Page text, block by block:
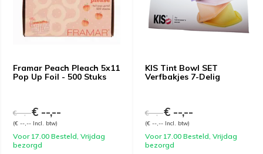
Framar Peach Pleach 5x11
Pop Up Foil - 500 Stuks
€ --,--€ --,--
(€ --,-- Incl. btw)
Voor 17.00 Besteld, Vrijdag
bezorgd
KIS Tint Bowl SET
Verfbakjes 7-Delig
€ --,--€ --,--
(€ --,-- Incl. btw)
Voor 17.00 Besteld, Vrijdag
bezorgd